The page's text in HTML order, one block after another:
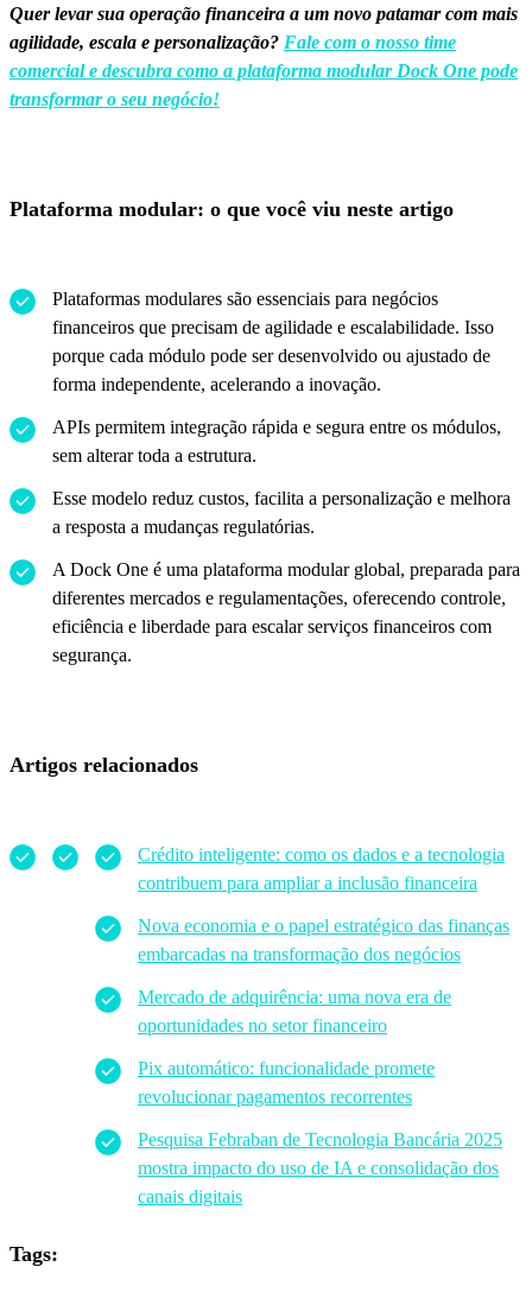
Quer levar sua operação financeira a um novo patamar com mais
agilidade, escala e personalização? Fale com o nosso time
comercial e descubra como a plataforma modular Dock One pode
transformar o seu negócio!
Plataforma modular: o que você viu neste artigo
Plataformas modulares são essenciais para negócios
financeiros que precisam de agilidade e escalabilidade. Isso
porque cada módulo pode ser desenvolvido ou ajustado de
forma independente, acelerando a inovação.
APIs permitem integração rápida e segura entre os módulos,
sem alterar toda a estrutura.
Esse modelo reduz custos, facilita a personalização e melhora
a resposta a mudanças regulatórias.
A Dock One é uma plataforma modular global, preparada para
diferentes mercados e regulamentações, oferecendo controle,
eficiência e liberdade para escalar serviços financeiros com
segurança.
Artigos relacionados
Crédito inteligente: como os dados e a tecnologia
contribuem para ampliar a inclusão financeira
Nova economia e o papel estratégico das finanças
embarcadas na transformação dos negócios
Mercado de adquirência: uma nova era de
oportunidades no setor financeiro
Pix automático: funcionalidade promete
revolucionar pagamentos recorrentes
Pesquisa Febraban de Tecnologia Bancária 2025
mostra impacto do uso de IA e consolidação dos
canais digitais
Tags: